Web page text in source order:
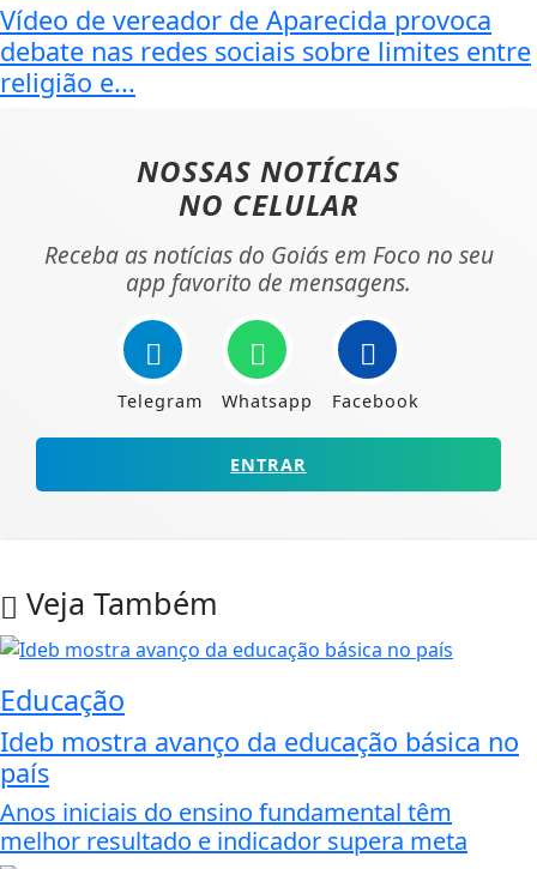
Vídeo de vereador de Aparecida provoca
debate nas redes sociais sobre limites entre
religião e...
NOSSAS NOTÍCIAS
NO CELULAR
Receba as notícias do Goiás em Foco no seu
app favorito de mensagens.
Telegram Whatsapp Facebook
ENTRAR
Veja Também
Educação
Ideb mostra avanço da educação básica no
país
Anos iniciais do ensino fundamental têm
melhor resultado e indicador supera meta